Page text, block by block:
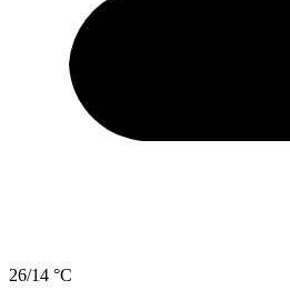
26/14 °C